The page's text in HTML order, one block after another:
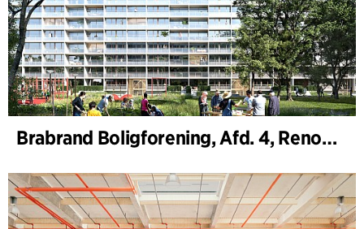
Brabrand Boligforening, Afd. 4, Renovering